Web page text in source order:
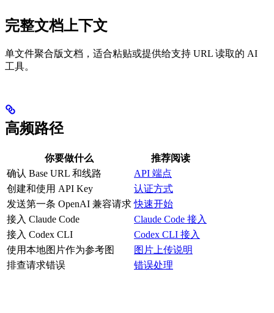
完整文档上下文
单文件聚合版文档，适合粘贴或提供给支持 URL 读取的 AI
工具。
高频路径
你要做什么
推荐阅读
确认 Base URL 和线路
API 端点
创建和使用 API Key
认证方式
发送第一条 OpenAI 兼容请求 快速开始
接入 Claude Code
Claude Code 接入
接入 Codex CLI
Codex CLI 接入
使用本地图片作为参考图
图片上传说明
排查请求错误
错误处理